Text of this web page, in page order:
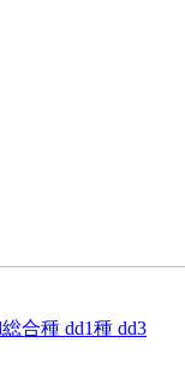
合種 dd1種 dd3